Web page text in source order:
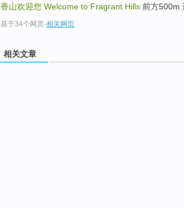
香山欢迎您 Welcome to Fragrant Hills 前方500m
基于34个网页-相关网页
相关文章